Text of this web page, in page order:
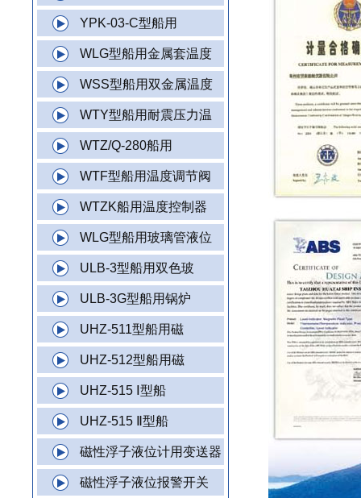
YPK-03-C型船用
WLG型船用金属套温度
WSS型船用双金属温度
WTY型船用耐震压力温
WTZ/Q-280船用
WTF型船用温度调节阀
WTZK船用温度控制器
WLG型船用玻璃管液位
ULB-3型船用双色玻
ULB-3G型船用锅炉
UHZ-511型船用磁
UHZ-512型船用磁
UHZ-515 Ⅰ型船
UHZ-515 Ⅱ型船
磁性浮子液位计用变送器
磁性浮子液位报警开关